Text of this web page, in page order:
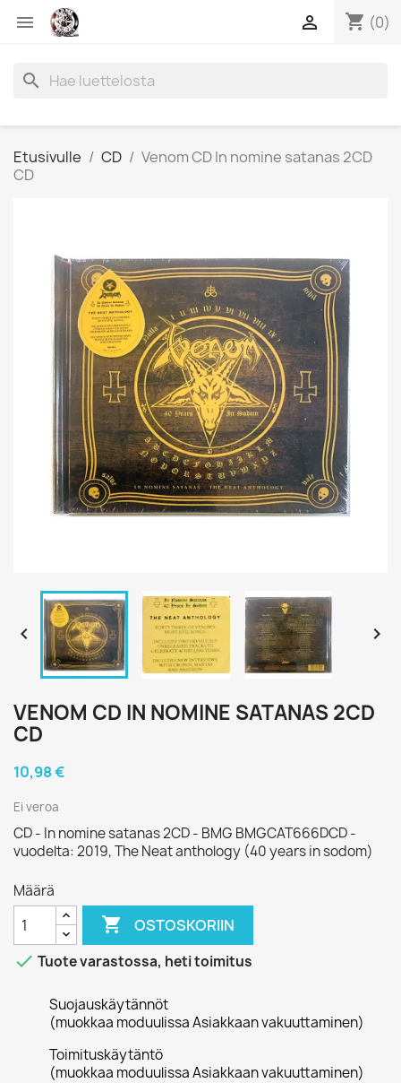
 shopping_cart (0)

search
Etusivulle CD
Venom CD In nomine satanas 2CD
CD
 
VENOM CD IN NOMINE SATANAS 2CD
CD
10,98 €
Ei veroa
CD - In nomine satanas 2CD - BMG BMGCAT666DCD -
vuodelta: 2019, The Neat anthology (40 years in sodom)
Määrä
 OSTOSKORIIN
 Tuote varastossa, heti toimitus
Suojauskäytännöt
(muokkaa moduulissa Asiakkaan vakuuttaminen)
Toimituskäytäntö
(muokkaa moduulissa Asiakkaan vakuuttaminen)